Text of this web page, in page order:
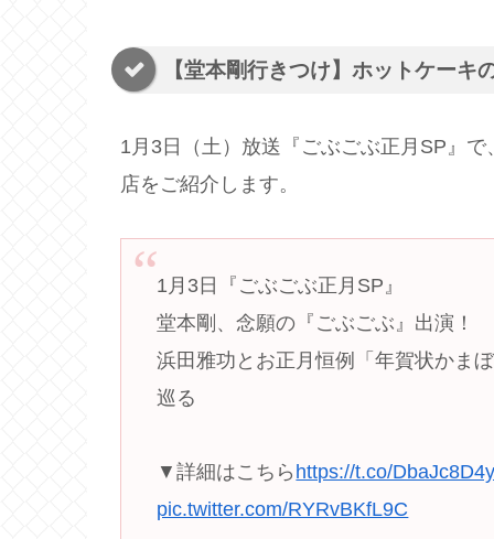
【堂本剛行きつけ】ホットケーキ
1月3日（土）放送『 ごぶごぶ正月SP 』
店をご紹介します。
1月3日『ごぶごぶ正月SP』
堂本剛、念願の『ごぶごぶ』出演！
浜田雅功とお正月恒例「年賀状かま
巡る
▼詳細はこちら https://t.co/
pic.twitter.com/RYRvBKfL9C